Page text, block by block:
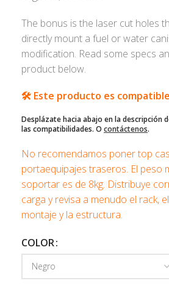
The bonus is the laser cut holes
directly mount a fuel or water
modification. Read some specs
product below.
🛠️ Este producto es
Desplázate hacia abajo en la descripción
las compatibilidades. O contáctenos.
No recomendamos poner top
portaequipajes traseros. El peso
soportar es de 8kg. Distribuye
carga y revisa a menudo el rack,
montaje y la estructura.
COLOR